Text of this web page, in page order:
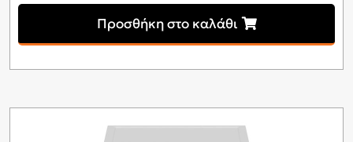
Προσθήκη στο καλάθι